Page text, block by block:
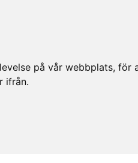
på vår webbplats, för
ifrån.